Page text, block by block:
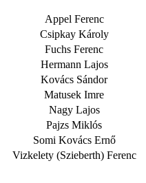
Appel Ferenc
Csipkay Károly
Fuchs Ferenc
Hermann Lajos
Kovács Sándor
Matusek Imre
Nagy Lajos
Pajzs Miklós
Somi Kovács Ernő
Vizkelety (Szieberth) Ferenc